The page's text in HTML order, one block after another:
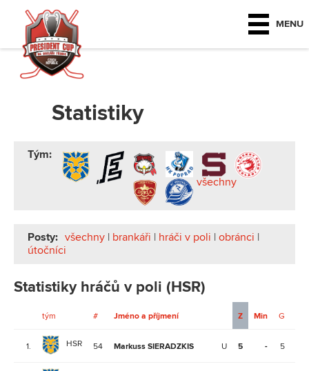
MENU
Statistiky
Tým:
všechny
Posty: všechny | brankáři | hráči v poli | obránci |
útočníci
Statistiky hráčů v poli (HSR)
tým # Jméno a příjmení Z Min G
1. HSR 54 Markuss SIERADZKIS U 5 - 5